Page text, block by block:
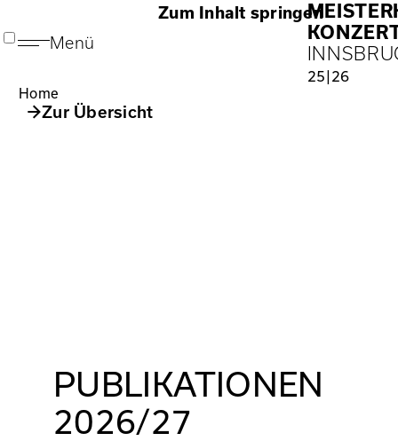
Zum Inhalt springen
Menü
25|26
Home
Zur Übersicht
PUBLIKATIONEN
2026/27